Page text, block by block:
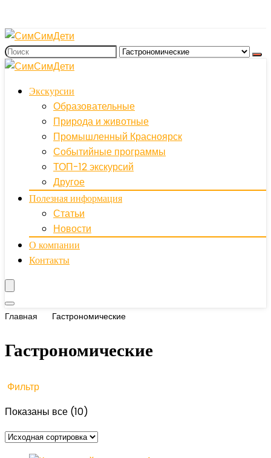
Экскурсии
Образовательные
Природа и животные
Промышленный Красноярск
Событийные программы
ТОП-12 экскурсий
Другое
Полезная информация
Статьи
Новости
О компании
Контакты
Главная Гастрономические
Гастрономические
Фильтр
Показаны все (10)